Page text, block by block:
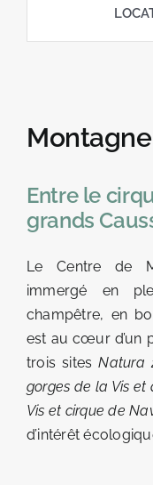
Entre le
grands
Le Centre de
immergé en
champêtre, en
est au cœur d’un
trois sitesNatura
gorges de la Vis et
Vis et cirque de
d’intérêt